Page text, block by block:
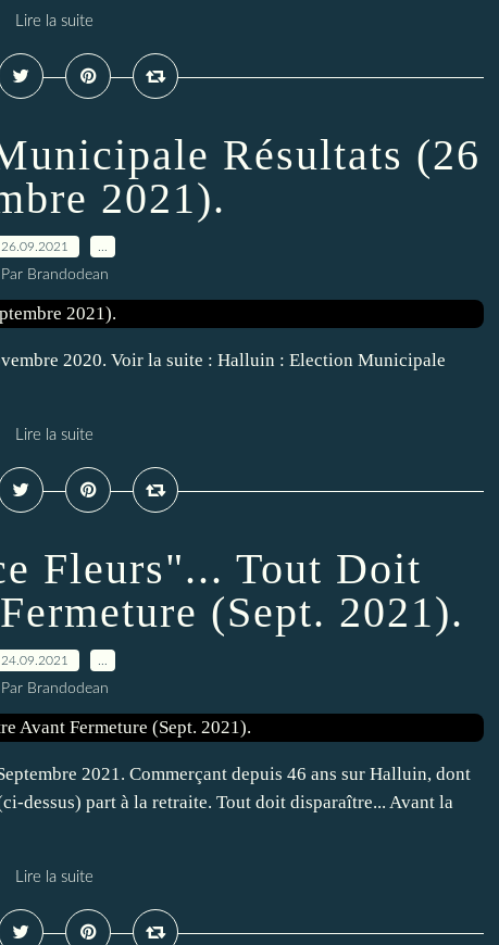
Lire la suite
Résultats (26
2021).
26.09.2021
Par Brandodean
2020. Voir la suite : Halluin : Election Municipale
Lire la suite
Fleurs"... Tout Doit
(Sept. 2021).
24.09.2021
Par Brandodean
2021. Commerçant depuis 46 ans sur Halluin, dont
dessus) part à la retraite. Tout doit disparaître... Avant la
Lire la suite